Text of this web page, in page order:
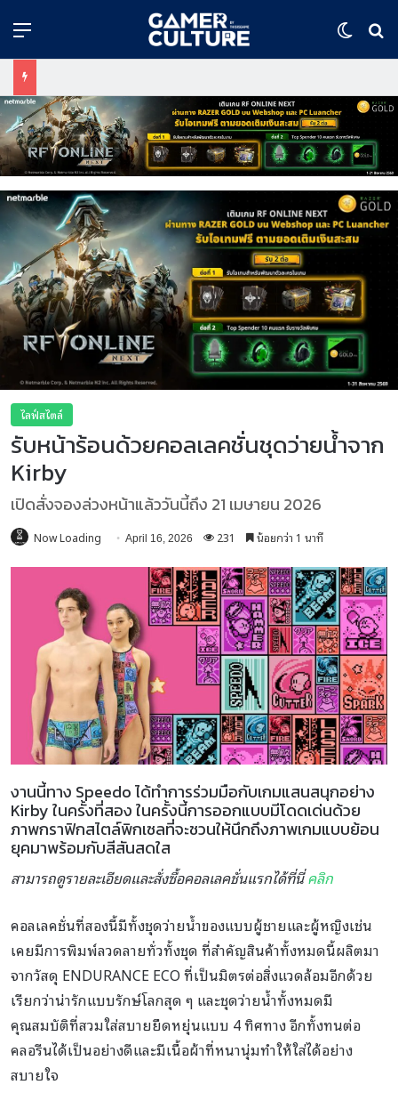
Menu
ไลฟ์สไตล์
รับหน้าร้อนด้วยคอลเลคชั่นชุดว่ายน้ำจาก
Kirby
เปิดสั่งจองล่วงหน้าแล้ววันนี้ถึง 21 เมษายน 2026
Now Loading April 16, 2026 231 น้อยกว่า 1 นาที
งานนี้ทาง Speedo ได้ทำการร่วมมือกับเกมแสนสนุกอย่าง
Kirby ในครั้งที่สอง ในครั้งนี้การออกแบบมีโดดเด่นด้วย
ภาพกราฟิกสไตล์พิกเซลที่จะชวนให้นึกถึงภาพเกมแบบย้อน
ยุคมาพร้อมกับสีสันสดใส
สามารถดูรายละเอียดและสั่งซื้อคอลเลคชั่นแรกได้ที่นี่คลิก
คอลเลคชั่นที่สองนี้มีทั้งชุดว่ายน้ำของแบบผู้ชายและผู้หญิงเช่น
เคยมีการพิมพ์ลวดลายทั่วทั้งชุด ที่สำคัญสินค้าทั้งหมดนี้ผลิตมา
จากวัสดุ ENDURANCE ECO ที่เป็นมิตรต่อสิ่งแวดล้อมอีกด้วย
เรียกว่าน่ารักแบบรักษ์โลกสุด ๆ และชุดว่ายน้ำทั้งหมดมี
คุณสมบัติที่สวมใส่สบายยืดหยุ่นแบบ 4 ทิศทาง อีกทั้งทนต่อ
คลอรีนได้เป็นอย่างดีและมีเนื้อผ้าที่หนานุ่มทำให้ใส่ได้อย่าง
สบายใจ